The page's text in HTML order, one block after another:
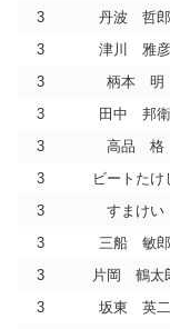
3
丹波 哲郎
3
津川 雅彦
3
柄本 明
3
田中 邦衛
3
高品 格
3
ビートたけ
3
すまけい
3
三船 敏郎
3
片岡 鶴太
3
坂東 英二